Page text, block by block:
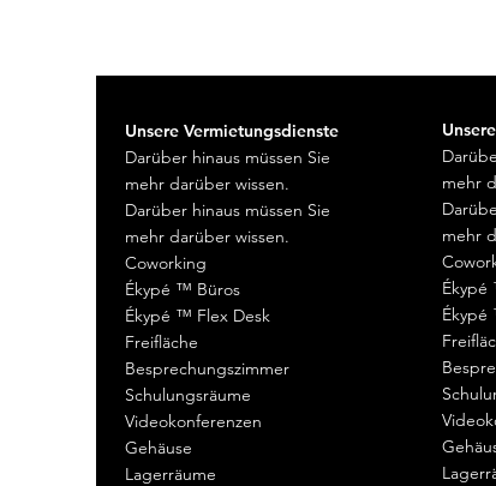
Unsere Vermietungsdienste
Darüber hinaus müssen Sie
mehr darüber wissen.
Darüber hinaus müssen Sie
mehr darüber wissen.
Coworking
Ékypé ™ Büros
Ékypé ™ Flex Desk
Freifläche
Besprechungszimmer
Schulungsräume
Videokonferenzen
Gehäuse
Lagerräume
mehr
mehr
Ékypé